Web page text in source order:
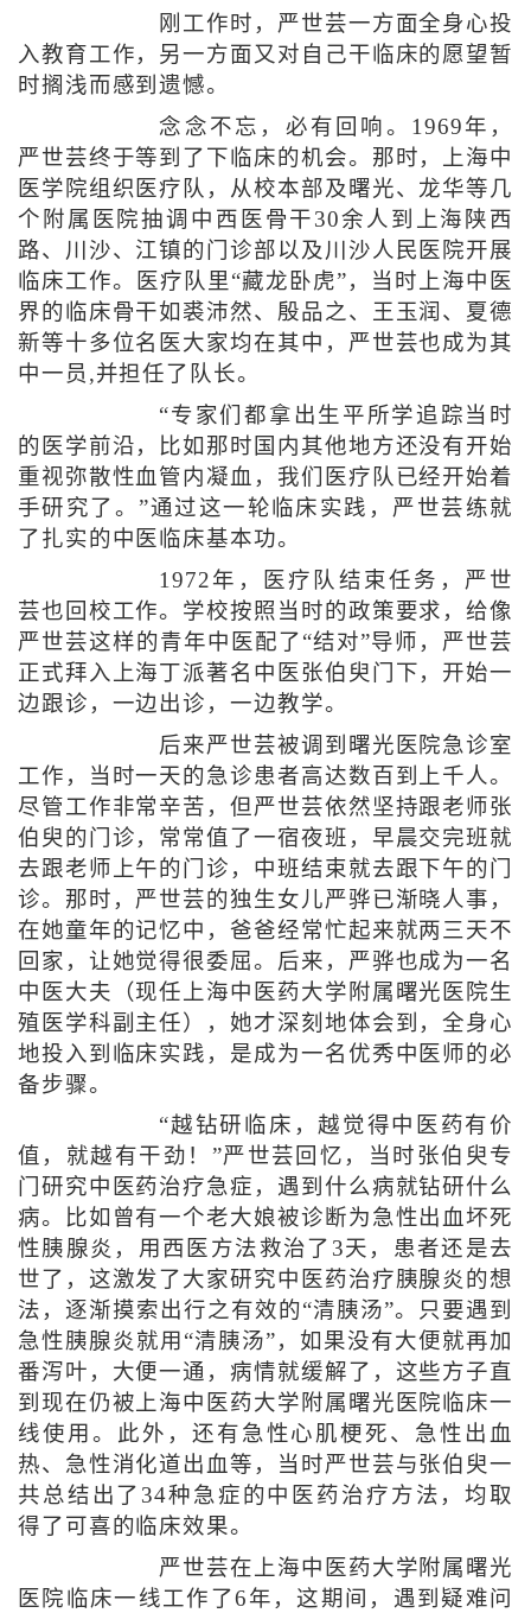
刚工作时，严世芸一方面全身心投
入教育工作，另一方面又对自己干临床的愿望暂
时搁浅而感到遗憾。
念念不忘，必有回响。1969年，
严世芸终于等到了下临床的机会。那时，上海中
医学院组织医疗队，从校本部及曙光、龙华等几
个附属医院抽调中西医骨干30余人到上海陕西
路、川沙、江镇的门诊部以及川沙人民医院开展
临床工作。医疗队里“藏龙卧虎”，当时上海中医
界的临床骨干如裘沛然、殷品之、王玉润、夏德
新等十多位名医大家均在其中，严世芸也成为其
中一员,并担任了队长。
“专家们都拿出生平所学追踪当时
的医学前沿，比如那时国内其他地方还没有开始
重视弥散性血管内凝血，我们医疗队已经开始着
手研究了。”通过这一轮临床实践，严世芸练就
了扎实的中医临床基本功。
1972年，医疗队结束任务，严世
芸也回校工作。学校按照当时的政策要求，给像
严世芸这样的青年中医配了“结对”导师，严世芸
正式拜入上海丁派著名中医张伯臾门下，开始一
边跟诊，一边出诊，一边教学。
后来严世芸被调到曙光医院急诊室
工作，当时一天的急诊患者高达数百到上千人。
尽管工作非常辛苦，但严世芸依然坚持跟老师张
伯臾的门诊，常常值了一宿夜班，早晨交完班就
去跟老师上午的门诊，中班结束就去跟下午的门
诊。那时，严世芸的独生女儿严骅已渐晓人事，
在她童年的记忆中，爸爸经常忙起来就两三天不
回家，让她觉得很委屈。后来，严骅也成为一名
中医大夫（现任上海中医药大学附属曙光医院生
殖医学科副主任），她才深刻地体会到，全身心
地投入到临床实践，是成为一名优秀中医师的必
备步骤。
“越钻研临床，越觉得中医药有价
值，就越有干劲！”严世芸回忆，当时张伯臾专
门研究中医药治疗急症，遇到什么病就钻研什么
病。比如曾有一个老大娘被诊断为急性出血坏死
性胰腺炎，用西医方法救治了3天，患者还是去
世了，这激发了大家研究中医药治疗胰腺炎的想
法，逐渐摸索出行之有效的“清胰汤”。只要遇到
急性胰腺炎就用“清胰汤”，如果没有大便就再加
番泻叶，大便一通，病情就缓解了，这些方子直
到现在仍被上海中医药大学附属曙光医院临床一
线使用。此外，还有急性心肌梗死、急性出血
热、急性消化道出血等，当时严世芸与张伯臾一
共总结出了34种急症的中医药治疗方法，均取
得了可喜的临床效果。
严世芸在上海中医药大学附属曙光
医院临床一线工作了6年，这期间，遇到疑难问